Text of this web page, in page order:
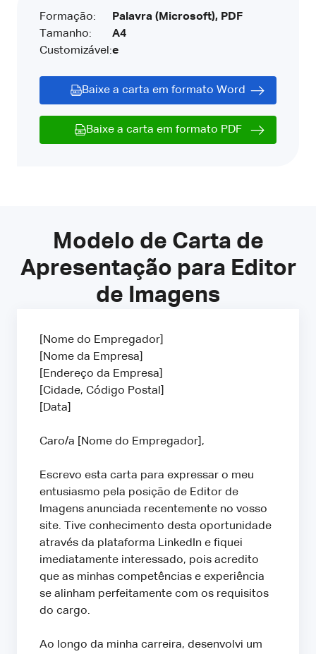
Formação:
Tamanho:
Customizável:
Palavra (Microsoft), PDF
A4
e
Baixe a carta em formato Word
Baixe a carta em formato PDF
Modelo de Carta de
Apresentação para Editor
de Imagens
[Nome do Empregador]
[Nome da Empresa]
[Endereço da Empresa]
[Cidade, Código Postal]
[Data]
Caro/a [Nome do Empregador],
Escrevo esta carta para expressar o meu
entusiasmo pela posição de Editor de
Imagens anunciada recentemente no vosso
site. Tive conhecimento desta oportunidade
através da plataforma LinkedIn e fiquei
imediatamente interessado, pois acredito
que as minhas competências e experiência
se alinham perfeitamente com os requisitos
do cargo.
Ao longo da minha carreira, desenvolvi um